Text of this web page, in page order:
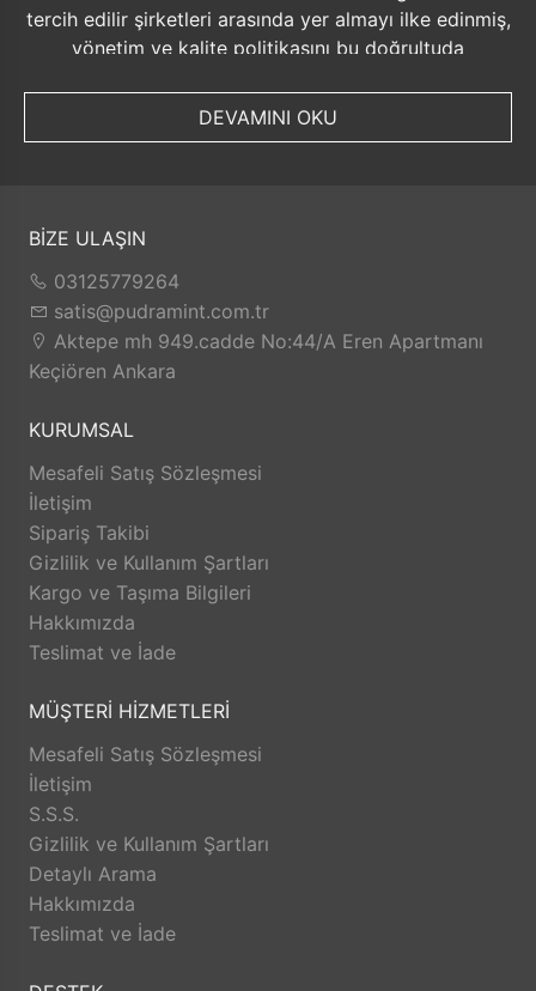
tercih edilir şirketleri arasında yer almayı ilke edinmiş,
yönetim ve kalite politikasını bu doğrultuda
amacıyla aşağıdaki ana başlıkları belirlemiştir. •
Müşteri memnuniyeti odaklı yönetim sistemini
için gerekli kaynağın ayrılması ve iş planının
oluşturulmasını, • Örme kumaş boya ve apre
fabrikamızı hizmet ve kalite bakımından uluslar arası
boyutta söz sahibi sanayi kuruluşları arasında
tanınırlığı arttırmak • Sürekli gelişimi sağlamak ve
Çalışanlarının sağlığını, güvenliğini, bugününü ve
memnuniyetini artırmak amacıyla sürekli aktiviteler
düzenleyerek eğitim ve bireysel gelişimini artırmak,
şeffaf yönetim ilkesi doğrultusunda bilgi, sorumluluk
paylaşımı ile yetkilendirilmiş takım ruhunu sürekli
zinde tutmak. • Müşterilerimiz ile işbirliğini her
fırsatta geliştirmeyi amaçlamaktayız.
DEVAMINI OKU
BİZE ULAŞIN
03125779264
satis@pudramint.com.tr
Aktepe mh 949.cadde No:44/A Eren Apartmanı
Keçiören Ankara
KURUMSAL
Mesafeli Satış Sözleşmesi
İletişim
Sipariş Takibi
Gizlilik ve Kullanım Şartları
Kargo ve Taşıma Bilgileri
Hakkımızda
Teslimat ve İade
MÜŞTERİ HİZMETLERİ
Mesafeli Satış Sözleşmesi
İletişim
S.S.S.
Gizlilik ve Kullanım Şartları
Detaylı Arama
Hakkımızda
Teslimat ve İade